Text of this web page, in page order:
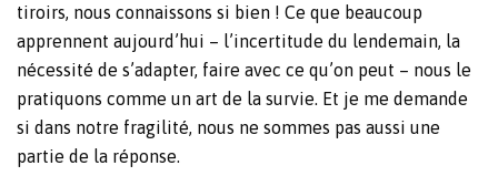
tiroirs, nous connaissons si bien ! Ce que beaucoup
apprennent aujourd’hui – l’incertitude du lendemain, la
nécessité de s’adapter, faire avec ce qu’on peut – nous le
pratiquons comme un art de la survie. Et je me demande
si dans notre fragilité, nous ne sommes pas aussi une
partie de la réponse.